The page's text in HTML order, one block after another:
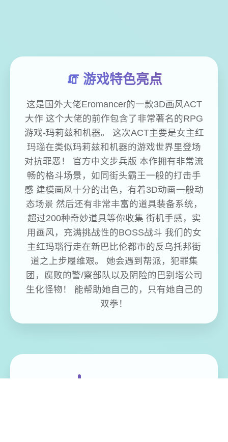
🧯 游戏特色亮点
这是国外大佬Eromancer的一款3D画风ACT
大作 这个大佬的前作包含了非常著名的RPG
游戏-玛莉兹和机器。 这次ACT主要是女主红
玛瑙在类似玛莉兹和机器的游戏世界里登场
对抗罪恶！ 官方中文步兵版 本作拥有非常流
畅的格斗场景，如同街头霸王一般的打击手
感 建模画风十分的出色，有着3D动画一般动
态场景 然后还有非常丰富的道具装备系统，
超过200种奇妙道具等你收集 街机手感，实
用画风，充满挑战性的BOSS战斗 我们的女
主红玛瑙行走在新巴比伦都市的反乌托邦街
道之上步履维艰。 她会遇到帮派，犯罪集
团，腐败的警/察部队以及阴险的巴别塔公司
生化怪物！ 能帮助她自己的，只有她自己的
双拳！